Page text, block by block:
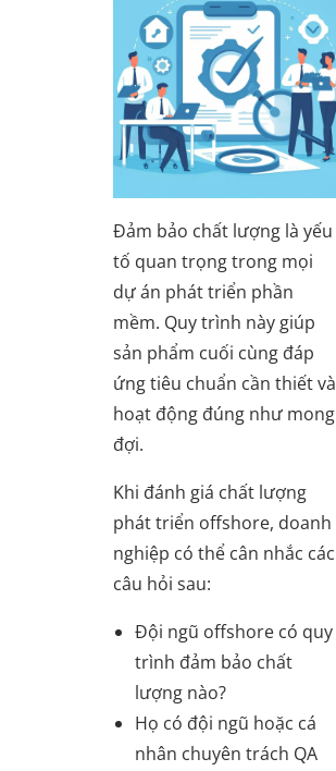
Đảm bảo chất lượng là yếu
tố quan trọng trong mọi
dự án phát triển phần
mềm. Quy trình này giúp
sản phẩm cuối cùng đáp
ứng tiêu chuẩn cần thiết và
hoạt động đúng như mong
đợi.
Khi đánh giá chất lượng
phát triển offshore, doanh
nghiệp có thể cân nhắc các
câu hỏi sau:
Đội ngũ offshore có quy
trình đảm bảo chất
lượng nào?
Họ có đội ngũ hoặc cá
nhân chuyên trách QA